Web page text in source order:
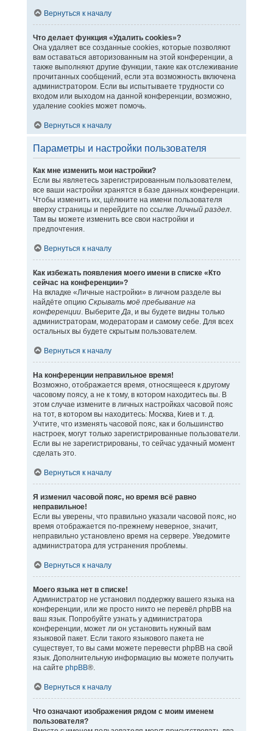
Вернуться к началу
Что делает функция «Удалить cookies»?
Она удаляет все созданные cookies, которые позволяют
вам оставаться авторизованным на этой конференции, а
также выполняют другие функции, такие как отслеживание
прочитанных сообщений, если эта возможность включена
администратором. Если вы испытываете трудности со
входом или выходом на данной конференции, возможно,
удаление cookies может помочь.
Вернуться к началу
Параметры и настройки пользователя
Как мне изменить мои настройки?
Если вы являетесь зарегистрированным пользователем,
все ваши настройки хранятся в базе данных конференции.
Чтобы изменить их, щёлкните на имени пользователя
вверху страницы и перейдите по ссылкеЛичный раздел.
Там вы можете изменить все свои настройки и
предпочтения.
Вернуться к началу
Как избежать появления моего имени в списке «Кто
сейчас на конференции»?
На вкладке «Личные настройки» в личном разделе вы
найдёте опцию Скрывать моё пребывание на
конференции. ВыберитеДа, и вы будете видны только
администраторам, модераторам и самому себе. Для всех
остальных вы будете скрытым пользователем.
Вернуться к началу
На конференции неправильное время!
Возможно, отображается время, относящееся к другому
часовому поясу, а не к тому, в котором находитесь вы. В
этом случае измените в личных настройках часовой пояс
на тот, в котором вы находитесь: Москва, Киев и т. д.
Учтите, что изменять часовой пояс, как и большинство
настроек, могут только зарегистрированные пользователи.
Если вы не зарегистрированы, то сейчас удачный момент
сделать это.
Вернуться к началу
Я изменил часовой пояс, но время всё равно
неправильное!
Если вы уверены, что правильно указали часовой пояс, но
время отображается по-прежнему неверное, значит,
неправильно установлено время на сервере. Уведомите
администратора для устранения проблемы.
Вернуться к началу
Моего языка нет в списке!
Администратор не установил поддержку вашего языка на
конференции, или же просто никто не перевёл phpBB на
ваш язык. Попробуйте узнать у администратора
конференции, может ли он установить нужный вам
языковой пакет. Если такого языкового пакета не
существует, то вы сами можете перевести phpBB на свой
язык. Дополнительную информацию вы можете получить
на сайте phpBB®.
Вернуться к началу
Что означают изображения рядом с моим именем
пользователя?